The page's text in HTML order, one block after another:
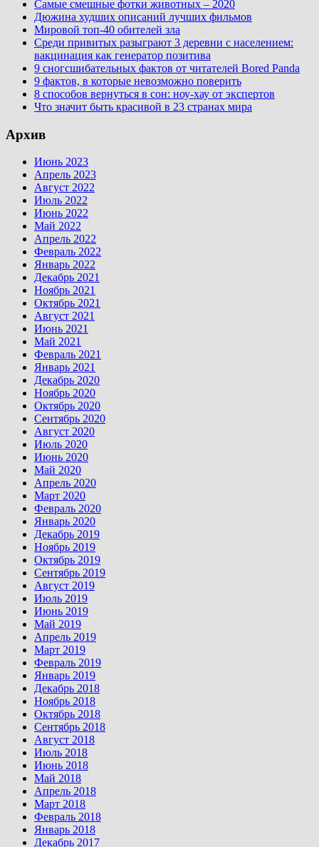
Самые смешные фотки животных – 2020
Дюжина худших описаний лучших фильмов
Мировой топ-40 обителей зла
Среди привитых разыграют 3 деревни с населением:
вакцинация как генератор позитива
9 сногсшибательных фактов от читателей Bored Panda
9 фактов, в которые невозможно поверить
8 способов вернуться в сон: ноу-хау от экспертов
Что значит быть красивой в 23 странах мира
Архив
Июнь 2023
Апрель 2023
Август 2022
Июль 2022
Июнь 2022
Май 2022
Апрель 2022
Февраль 2022
Январь 2022
Декабрь 2021
Ноябрь 2021
Октябрь 2021
Август 2021
Июнь 2021
Май 2021
Февраль 2021
Январь 2021
Декабрь 2020
Ноябрь 2020
Октябрь 2020
Сентябрь 2020
Август 2020
Июль 2020
Июнь 2020
Май 2020
Апрель 2020
Март 2020
Февраль 2020
Январь 2020
Декабрь 2019
Ноябрь 2019
Октябрь 2019
Сентябрь 2019
Август 2019
Июль 2019
Июнь 2019
Май 2019
Апрель 2019
Март 2019
Февраль 2019
Январь 2019
Декабрь 2018
Ноябрь 2018
Октябрь 2018
Сентябрь 2018
Август 2018
Июль 2018
Июнь 2018
Май 2018
Апрель 2018
Март 2018
Февраль 2018
Январь 2018
Декабрь 2017